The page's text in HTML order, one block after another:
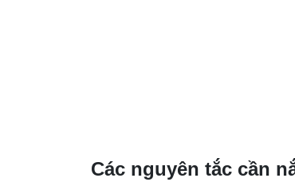
Các nguyên tắc cần